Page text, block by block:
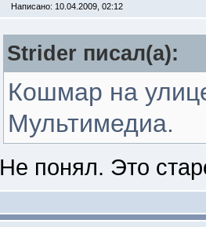
Написано: 10.04.2009, 02:12
Strider писал(a):
Кошмар на
Мультимедиа.
Не понял. Это